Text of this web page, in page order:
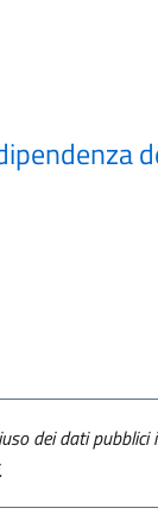
dei dati pubblici